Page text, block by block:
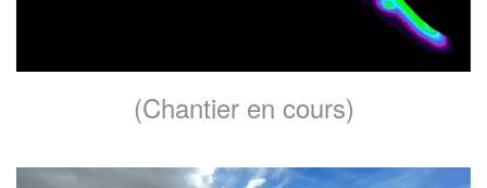
(Chantier en cours)